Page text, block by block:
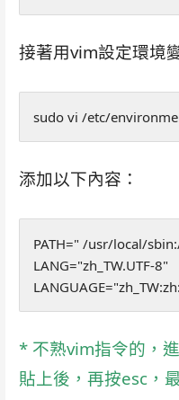
接著用vim設定環境
sudo vi /etc/
添加以下內容：
PATH=" /usr/local/
LANG="zh_TW.UTF-8"
* 不熟vim指令的，
貼上後，再按esc，